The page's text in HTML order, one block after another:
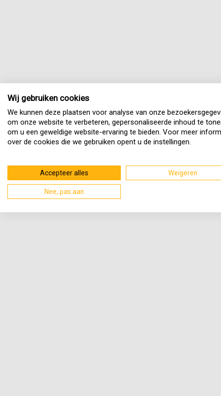
Wij gebruiken cookies
We kunnen deze plaatsen voor analyse van onze
om onze website te verbeteren, gepersonaliseerde inhoud te
om u een geweldige website-ervaring te bieden. Voor meer
over de cookies die we gebruiken opent u de instellingen.
Accepteer alles Weigeren
Nee, pas aan